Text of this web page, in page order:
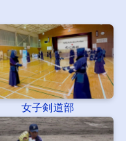
女子剣道部